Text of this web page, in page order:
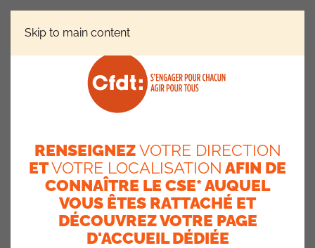
Skip to main content
PRIME TUTORAT
Prime tutorat
8 mars 2024
RENSEIGNEZVOTRE DIRECTION
ETVOTRE LOCALISATION AFIN DE
CONNAÎTRE LE CSE* AUQUEL
VOUS ÊTES RATTACHÉ ET
DÉCOUVREZ VOTRE PAGE
D'ACCUEIL DÉDIÉE